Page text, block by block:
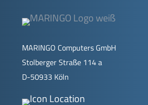
MARINGO Computers GmbH
Stolberger Straße 114 a
D-50933 Köln